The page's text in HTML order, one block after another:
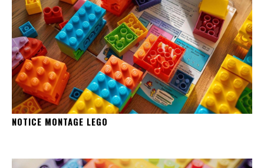
NOTICE MONTAGE LEGO